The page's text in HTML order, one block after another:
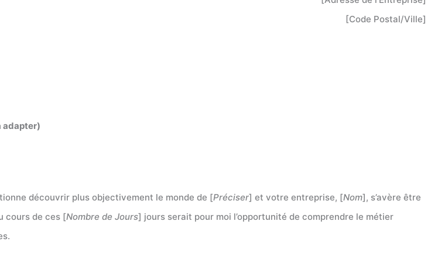
[Code Postal/Ville]
adapter)
découvrir plus objectivement le monde de [Préciser] et votre entreprise, [Nom], s’avère être
cours de ces [Nombre de Jours] jours serait pour moi l’opportunité de comprendre le métier